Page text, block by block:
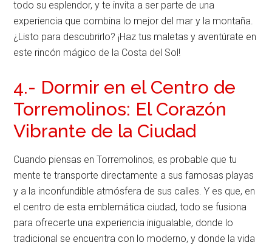
todo su esplendor, y te invita a ser parte de una
experiencia que combina lo mejor del mar y la montaña.
¿Listo para descubrirlo? ¡Haz tus maletas y aventúrate en
este rincón mágico de la Costa del Sol!
4.- Dormir en el Centro de
Torremolinos: El Corazón
Vibrante de la Ciudad
Cuando piensas en Torremolinos, es probable que tu
mente te transporte directamente a sus famosas playas
y a la inconfundible atmósfera de sus calles. Y es que, en
el centro de esta emblemática ciudad, todo se fusiona
para ofrecerte una experiencia inigualable, donde lo
tradicional se encuentra con lo moderno, y donde la vida